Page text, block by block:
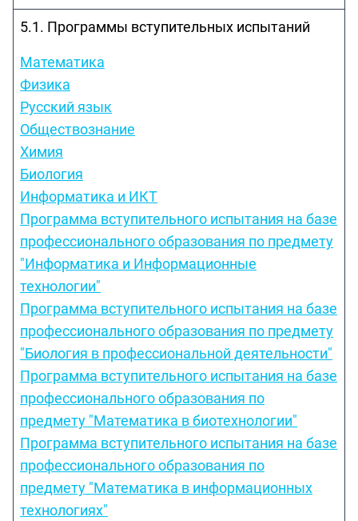
5.1. Программы вступительных испытаний
Математика
Физика
Русский язык
Обществознание
Химия
Биология
Информатика и ИКТ
Программа вступительного испытания на базе
профессионального образования по предмету
"Информатика и Информационные
технологии"
Программа вступительного испытания на базе
профессионального образования по предмету
"Биология в профессиональной деятельности"
Программа вступительного испытания на базе
профессионального образования по
предмету "Математика в биотехнологии"
Программа вступительного испытания на базе
профессионального образования по
предмету "Математика в информационных
технологиях"